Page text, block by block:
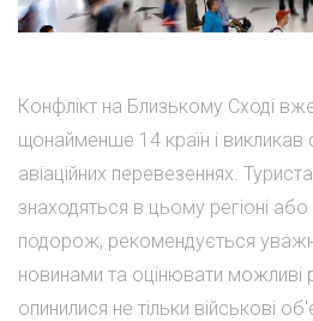
Конфлікт на Близькому Сході
щонайменше 14 країн і викликав
авіаційних перевезеннях.
знаходяться в цьому регіоні
подорож, рекомендується
новинами та оцінювати можливі
опинилися не тільки військові